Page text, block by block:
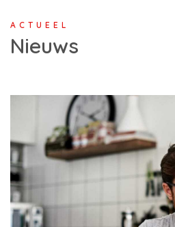
Nieuws
ACTUEEL